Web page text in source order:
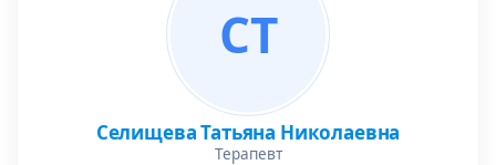
СТ
Селищева Татьяна Николаевна
Терапевт